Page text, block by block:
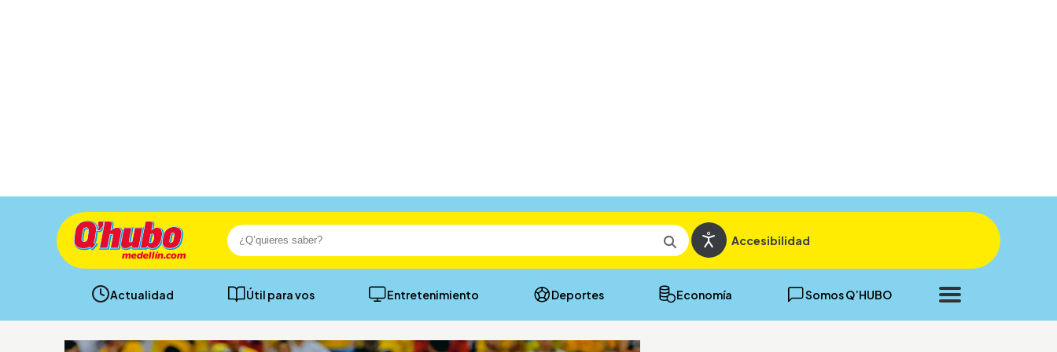
Accesibilidad
Actualidad Útil para vos Entretenimiento Deportes Economía Somos Q’HUBO
Cerrar